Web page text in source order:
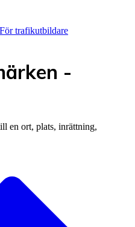
För trafikutbildare
-
en ort, plats, inrättning,